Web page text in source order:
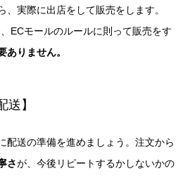
、実際に出店をして販売をします。
ECモールのルールに則って販売をす
ありません。
送】
送の準備を進めましょう。 注文から
さが、今後リピートするかしないかの